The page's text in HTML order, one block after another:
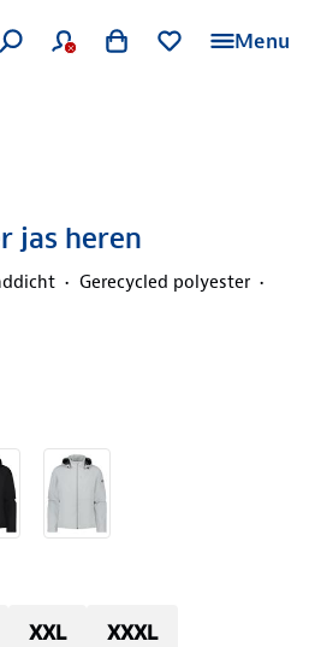
Menu
jas heren
Gerecycled polyester
XXL XXXL